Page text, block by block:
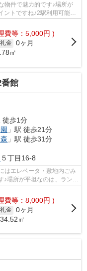
物件で魅力的です♪場所が
トですね♪2駅利用可能な
費等：5,000円 )
礼金 0ヶ月
㎡
館
徒歩1分
」駅 徒歩21分
」駅 徒歩31分
５丁目16-8
エレベータ・敷地内ごみ
♪場所が平坦なのは、ランニ
費等：8,000円 )
礼金 0ヶ月
㎡